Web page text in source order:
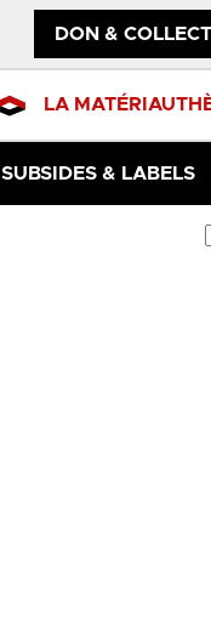
DON &
LA
SUBSIDES & LABELS